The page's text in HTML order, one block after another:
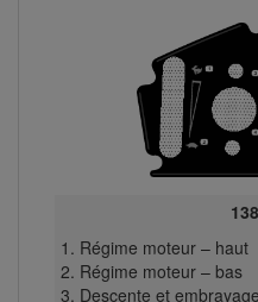
Régime moteur – haut
Régime moteur – bas
Descente et